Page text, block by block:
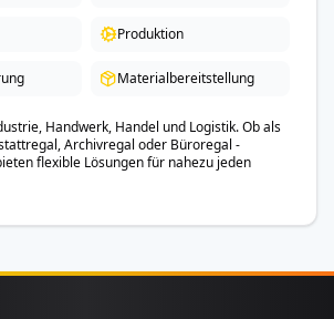
Produktion
Materialbereitstellung
Handwerk, Handel und Logistik. Ob als
Archivregal oder Büroregal -
flexible Lösungen für nahezu jeden